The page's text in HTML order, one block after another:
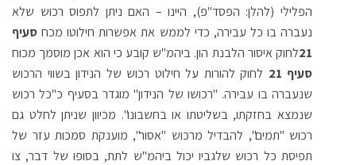
הפלילי (להלן: הפסד"פ), היינו – האם ניתן לתפוס רכוש שלא
נעברה בו כל עבירה, כדי לממש את אפשרות חילוטו מכח סעיף
21לחוק איסור הלבנת הון. ביהמ"ש קובע כי הוא אכן מוסמך מכוח
סעיף 21
לחוק להורות על חילוט רכוש של הנידון בשווי הרכוש
שנעברה בו עבירה. "רכושו של הנידון" מוגדר בסעיף כ"כל רכוש
שנמצא בחזקתו, בשליטתו או בחשבונו". מכיוון שניתן לחלט גם
רכוש "תמים", להבדיל מרכוש "אסור", מוענקת סמכות עזר של
תפיסת כל רכוש שלגביו יכול ביהמ"ש לתת, בסופו של דבר, צו